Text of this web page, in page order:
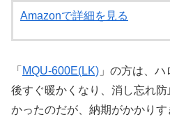
Amazonで詳細を見る
「 MQU-600E(LK) 」の方は、
後すぐ暖かくなり、消し忘れ
かったのだが、納期がかかり